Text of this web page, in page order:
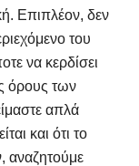
Επιπλέον, δεν
του
να κερδίσει
όρους των
απλά
και ότι το
αναζητούμε